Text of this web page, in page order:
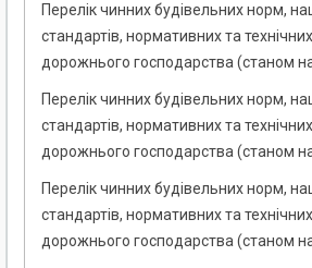
Перелік чинних будівельних норм,
стандартів, нормативних та
дорожнього господарства (станом
Перелік чинних будівельних норм,
стандартів, нормативних та
дорожнього господарства (станом
Перелік чинних будівельних норм,
стандартів, нормативних та
дорожнього господарства (станом